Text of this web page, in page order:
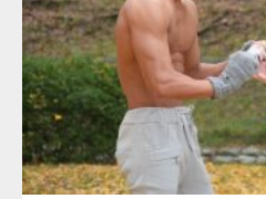
Category:公園のマッチョ その他
肩
ダウンロード